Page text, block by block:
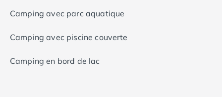
Camping avec parc aquatique
Camping avec piscine couverte
Camping en bord de lac